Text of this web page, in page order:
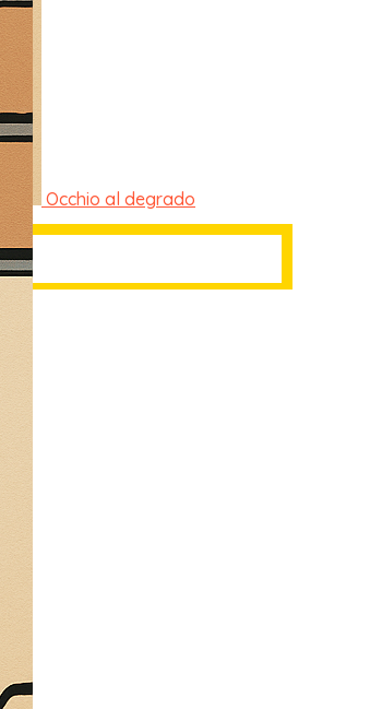
Occhio al degrado